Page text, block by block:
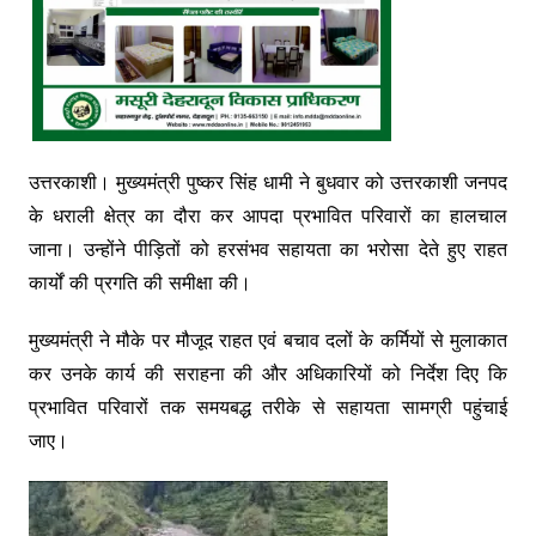
उत्तरकाशी। मुख्यमंत्री पुष्कर सिंह धामी ने बुधवार को उत्तरकाशी जनपद
के धराली क्षेत्र का दौरा कर आपदा प्रभावित परिवारों का हालचाल
जाना। उन्होंने पीड़ितों को हरसंभव सहायता का भरोसा देते हुए राहत
कार्यों की प्रगति की समीक्षा की।
मुख्यमंत्री ने मौके पर मौजूद राहत एवं बचाव दलों के कर्मियों से मुलाकात
कर उनके कार्य की सराहना की और अधिकारियों को निर्देश दिए कि
प्रभावित परिवारों तक समयबद्ध तरीके से सहायता सामग्री पहुंचाई
जाए।